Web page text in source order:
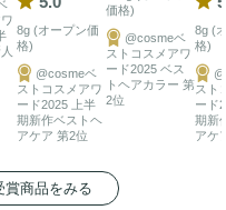
8g (オープン価
格)
@cosmeベ
ストコスメアワ
ード2025 上半
期新作ベストヘ
アケア 第2位
価格)
@cosmeベ
ストコスメアワ
ード2025 ベス
トヘアカラー 第
2位
8g (
格)
スト
ード
期新
アケ
賞商品をみる